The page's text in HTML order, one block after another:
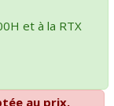
et à la RTX
au prix.